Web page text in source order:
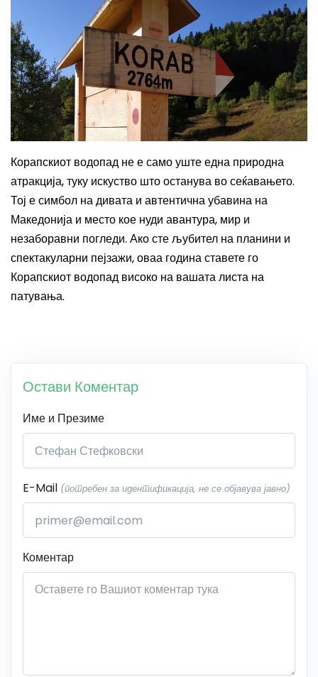
Корапскиот водопад не е само уште една природна
атракција, туку искуство што останува во сеќавањето.
Тој е симбол на дивата и автентична убавина на
Македонија и место кое нуди авантура, мир и
незаборавни погледи. Ако сте љубител на планини и
спектакуларни пејзажи, оваа година ставете го
Корапскиот водопад високо на вашата листа на
патувања.
Остави Коментар
Име и Презиме
E-Mail (потребен за идентификација, не се објавува јавно)
Коментар